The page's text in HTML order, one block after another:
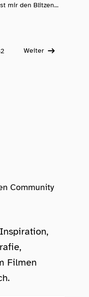
mir den Blitzen...
Weiter
Community
Filmen